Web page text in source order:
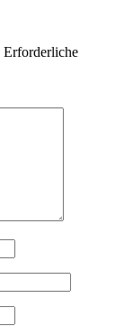
Erforderliche